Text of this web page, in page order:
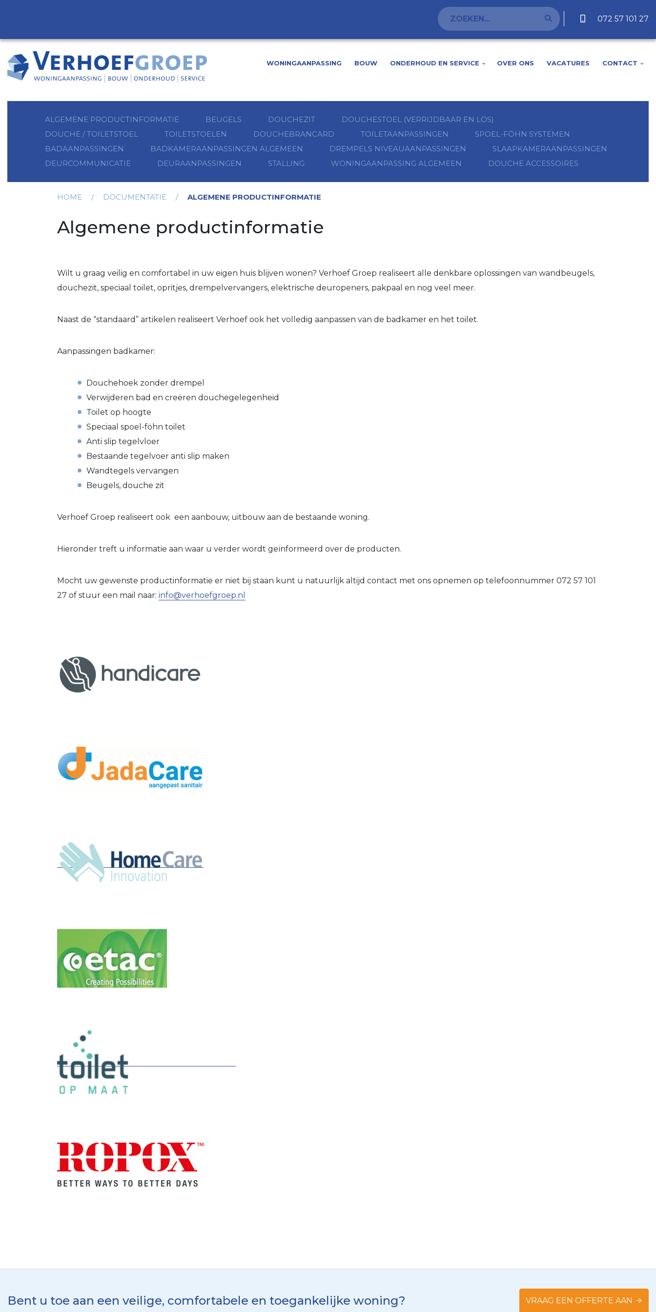
072 57 101 27
WONINGAANPASSING BOUW ONDERHOUD EN SERVICE OVER ONS VACATURES CONTACT
ALGEMENE PRODUCTINFORMATIE BEUGELS DOUCHEZIT
DOUCHESTOEL (VERRIJDBAAR EN LOS)
DOUCHE / TOILETSTOEL
TOILETSTOELEN DOUCHEBRANCARD TOILETAANPASSINGEN
SPOEL-FÖHN SYSTEMEN
BADAANPASSINGEN
BADKAMERAANPASSINGEN ALGEMEEN DREMPELS NIVEAUAANPASSINGEN
SLAAPKAMERAANPASSINGEN
DEURCOMMUNICATIE
DEURAANPASSINGEN STALLING WONINGAANPASSING ALGEMEEN DOUCHE ACCESSOIRES
HOME / DOCUMENTATIE / ALGEMENE PRODUCTINFORMATIE
Algemene productinformatie
Wilt u graag veilig en comfortabel in uw eigen huis blijven wonen? Verhoef Groep realiseert alle denkbare oplossingen van wandbeugels,
douchezit, speciaal toilet, opritjes, drempelvervangers, elektrische deuropeners, pakpaal en nog veel meer.
Naast de “standaard” artikelen realiseert Verhoef ook het volledig aanpassen van de badkamer en het toilet.
Aanpassingen badkamer:
Douchehoek zonder drempel
Verwijderen bad en creëren douchegelegenheid
Toilet op hoogte
Speciaal spoel-föhn toilet
Anti slip tegelvloer
Bestaande tegelvoer anti slip maken
Wandtegels vervangen
Beugels, douche zit
Verhoef Groep realiseert ook een aanbouw, uitbouw aan de bestaande woning.
Hieronder treft u informatie aan waar u verder wordt geïnformeerd over de producten.
Mocht uw gewenste productinformatie er niet bij staan kunt u natuurlijk altijd contact met ons opnemen op telefoonnummer 072 57 101
27 of stuur een mail naar: info@verhoefgroep.nl
Bent u toe aan een veilige, comfortabele en toegankelijke woning? VRAAG EEN OFFERTE AAN